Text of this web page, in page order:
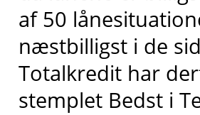
af 50
næstbilligsti de
Totalkredit har
stemplet Bedst i T